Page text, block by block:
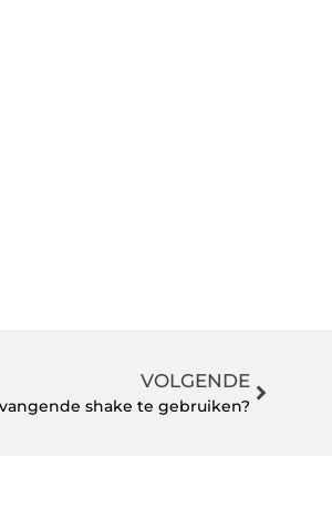
VOLGENDE
shake te gebruiken?